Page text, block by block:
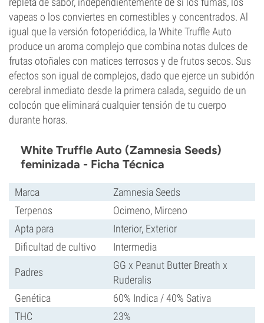
vapeas o los conviertes en comestibles y concentrados. Al
igual que la versión fotoperiódica, la White Truffle Auto
produce un aroma complejo que combina notas dulces de
frutas otoñales con matices terrosos y de frutos secos. Sus
efectos son igual de complejos, dado que ejerce un subidón
cerebral inmediato desde la primera calada, seguido de un
colocón que eliminará cualquier tensión de tu cuerpo
durante horas.
White Truffle Auto (Zamnesia Seeds)
feminizada - Ficha Técnica
Marca
Zamnesia Seeds
Terpenos
Ocimeno, Mirceno
Apta para
Interior, Exterior
Dificultad de cultivo
Intermedia
Padres
GG x Peanut Butter Breath x
Ruderalis
Genética
60% Indica / 40% Sativa
THC
23%